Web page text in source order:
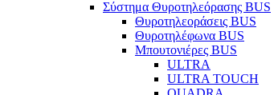
Σύστημα Θυροτηλεόρασης BUS
Θυροτηλεοράσεις BUS
Θυροτηλέφωνα BUS
Μπουτονιέρες BUS
ULTRA
ULTRA TOUCH